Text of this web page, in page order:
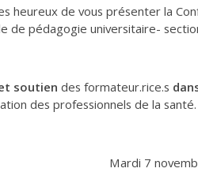
heureux de vous présenter la
de pédagogie universitaire-
soutien des formateur.rice.s
des professionnels de la santé.
Mardi 7